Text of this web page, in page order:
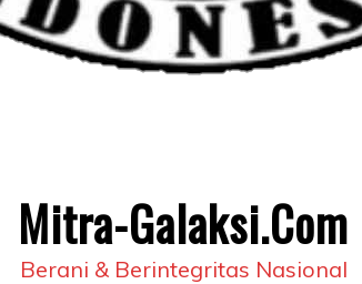
Mitra-Galaksi.Com
Berani & Berintegritas Nasional